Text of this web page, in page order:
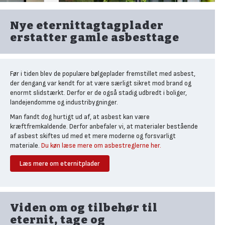
B5
tagplader
B6
tagplader
B7
Mål (mm) 1020 x 1180 1090 x 1180 1100 x 570
Farver
Flere
forskellige
Flere
forskellige
Flere
forskellige
Overflade
Ubehandlet
eller
vandbaseret
akrylmaling
eller
vandbaseret
akrylmaling
Vandbaseret
akrylmaling
Garanti 15 år
Store tage
Landbrug
Industri
Nye eternittagtagplader
erstatter gamle asbesttage
Før i tiden blev de populære bølgeplader fremstillet med asbest,
der dengang var kendt for at være særligt sikret mod brand og
enormt slidstærkt. Derfor er de også stadig udbredt i boliger,
landejendomme og industribygninger.
Man fandt dog hurtigt ud af, at asbest kan være
kræftfremkaldende. Derfor anbefaler vi, at materialer bestående
af asbest skiftes ud med et mere moderne og forsvarligt
materiale. Du køn læse mere om asbestreglerne her.
Tage før 1984 bør undersøges før udskiftning
udskiftes med moderne Cembrit fibercement bølgeplader.
Det er primært eternitplader fra før 1984 der indeholder asbest,
Læs mere om eternitplader
Viden om og tilbehør til
eternit, tage og